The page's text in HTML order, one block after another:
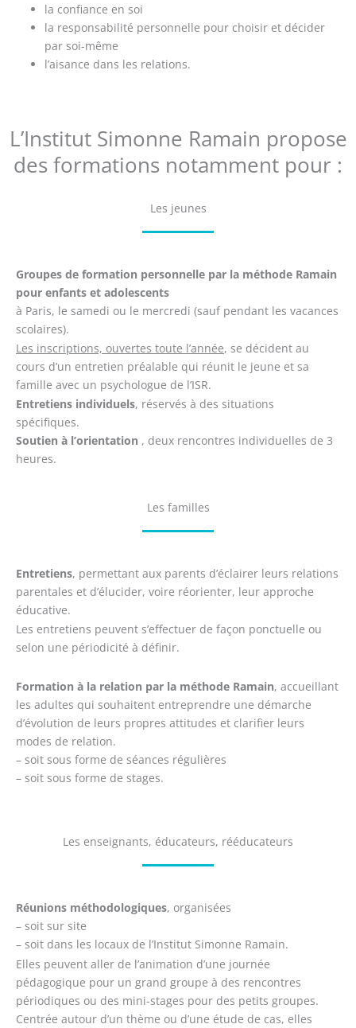
la confiance en soi
la responsabilité personnelle pour choisir et décider
par soi-même
l’aisance dans les relations.
L’Institut Simonne Ramain propose
des formations notamment pour :
Les jeunes
Groupes de formation personnelle par la méthode Ramain
pour enfants et adolescents
à Paris, le samedi ou le mercredi (sauf pendant les vacances
scolaires).
Les inscriptions, ouvertes toute l’année, se décident au
cours d’un entretien préalable qui réunit le jeune et sa
famille avec un psychologue de l’ISR.
Entretiens individuels, réservés à des situations
spécifiques.
Soutien à l’orientation , deux rencontres individuelles de 3
heures.
Les familles
Entretiens, permettant aux parents d’éclairer leurs relations
parentales et d’élucider, voire réorienter, leur approche
éducative.
Les entretiens peuvent s’effectuer de façon ponctuelle ou
selon une périodicité à définir.
Formation à la relation par la méthode Ramain, accueillant
les adultes qui souhaitent entreprendre une démarche
d’évolution de leurs propres attitudes et clarifier leurs
modes de relation.
– soit sous forme de séances régulières
– soit sous forme de stages.
Les enseignants, éducateurs, rééducateurs
Réunions méthodologiques, organisées
– soit sur site
– soit dans les locaux de l’Institut Simonne Ramain.
Elles peuvent aller de l’animation d’une journée
pédagogique pour un grand groupe à des rencontres
périodiques ou des mini-stages pour des petits groupes.
Centrée autour d’un thème ou d’une étude de cas, elles